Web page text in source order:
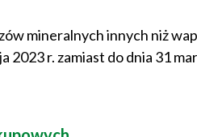
mineralnych innych niż
2023 r. zamiast do dnia 31